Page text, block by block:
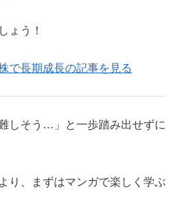
ょう！
で長期成長の記事を見る
しそう…」と一歩踏み出せずに
り、まずはマンガで楽しく学ぶ